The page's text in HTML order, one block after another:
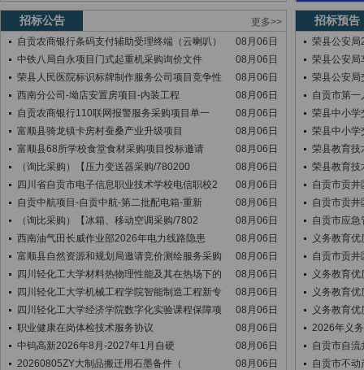
招标公告
更多>>
自贡农商银行条码支付辅助受理终端（云喇叭）
08月06日
中铁八局自永项目门式起重机采购询价文件
08月06日
荣县人民医院标识标牌制作服务公司项目竞争性
08月06日
西南分公司-坳店安置房项目-内装工程
08月06日
自贡农商银行110联网报警服务采购项目单一
08月06日
富顺县骑龙镇卡房村蚕桑产业升级项目
08月06日
富顺县68所学校食堂食材采购项目投标邀请
08月06日
（询比采购）【压力变送器采购/780200
08月06日
四川省自贡市电子信息职业技术学校电信职校2
08月06日
自贡中航项目-自贡中航-第二批配电箱-重新
08月06日
（询比采购）【冰箱、移动空调采购/7802
08月06日
西南油气田长威作业部2026年电力线路隐患
08月06日
富顺县自然资源和规划局邀请竞价测绘服务采购
08月06日
四川轻化工大学材料热物理性能及其在热场下的
08月06日
四川轻化工大学机械工程学院智能制造工程新专
08月06日
四川轻化工大学经济学院数字化实验课程保障项
08月06日
职业健康在岗体检技术服务协议
08月06日
中钨高新2026年8月-2027年1月自硬
08月06日
20260805ZY大制品搬迁用石墨备件（
08月06日
招标预告
荣县公安局
荣县公安局
荣县公安局
自贡市第
荣县中小学
荣县中小学
荣县教育技
荣县教育技
自贡市贡
自贡市贡
自贡市应
义务教育
自贡市贡
义务教育
义务教育
义务教育
2026年义
自贡市自
自贡市不